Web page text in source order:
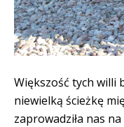
Większość tych willi
niewielką ścieżkę
zaprowadziła nas